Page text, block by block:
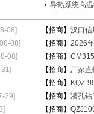
导热系统高
08] 【招商】 汉口信
08] 【招商】 2026
08] 【招商】
31] 【招商】 厂家
【招商】
KQZ-
29] 【招商】 潜孔钻
【招商】